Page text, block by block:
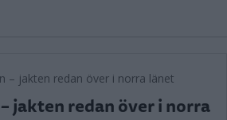
jakten redan över i norra